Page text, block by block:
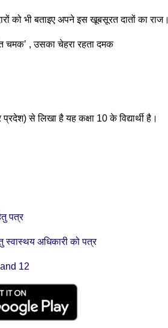
को भी बताइए अपने इस खूबसूरत दातों का राज।
चमक’ , उसका चेहरा रहता दमक
प्रदेश) से लिखा है यह कक्षा 10 के विद्यार्थी है।
पत्र
अधिकारी को पत्र
12